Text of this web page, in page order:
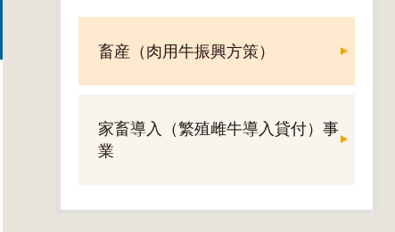
畜産（肉用牛振興方策）
家畜導入（繁殖雌牛導入貸付）事
業